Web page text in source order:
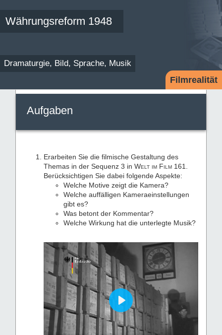
Währungsreform 1948
Dramaturgie, Bild, Sprache, Musik
Filmrealität
Aufgaben
Erarbeiten Sie die filmische Gestaltung des
Themas in der Sequenz 3 in Welt im Film 161.
Berücksichtigen Sie dabei folgende Aspekte:
Welche Motive zeigt die Kamera?
Welche auffälligen Kameraeinstellungen
gibt es?
Was betont der Kommentar?
Welche Wirkung hat die unterlegte Musik?
Play